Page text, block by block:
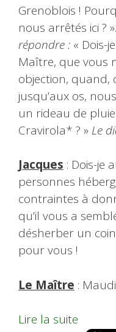
Grenoblois !
nous arrêtés ici ? ».
répondre : « Dois-
Maître, que vous
objection, quand,
jusqu’aux os,
un rideau de
Cravirola* ? » Le
Jacques : Dois-je
personnes
contraintes à
qu’il vous a
désherber un
pour vous !
Le Maître :
Lire la suite